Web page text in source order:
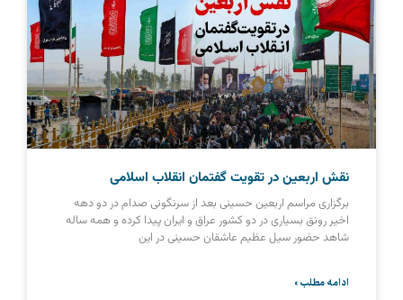
نقش اربعین در تقویت گفتمان انقلاب اسلامی
برگزاری مراسم اربعین حسینی بعد از سرنگونی صدام در دو دهه
اخیر رونق بسیاری در دو کشور عراق و ایران پیدا کرده و همه ساله
شاهد حضور سیل عظیم عاشقان حسینی در این
ادامه مطلب »